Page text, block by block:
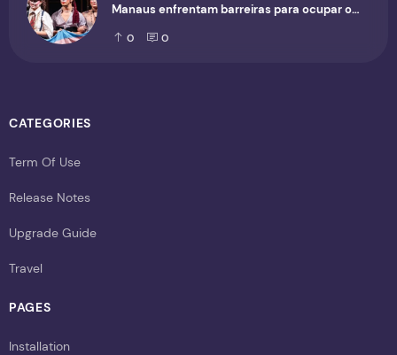
Manaus enfrentam barreiras para ocupar o
cenário cultural
0 0
CATEGORIES
Term Of Use
Release Notes
Upgrade Guide
Travel
PAGES
Installation